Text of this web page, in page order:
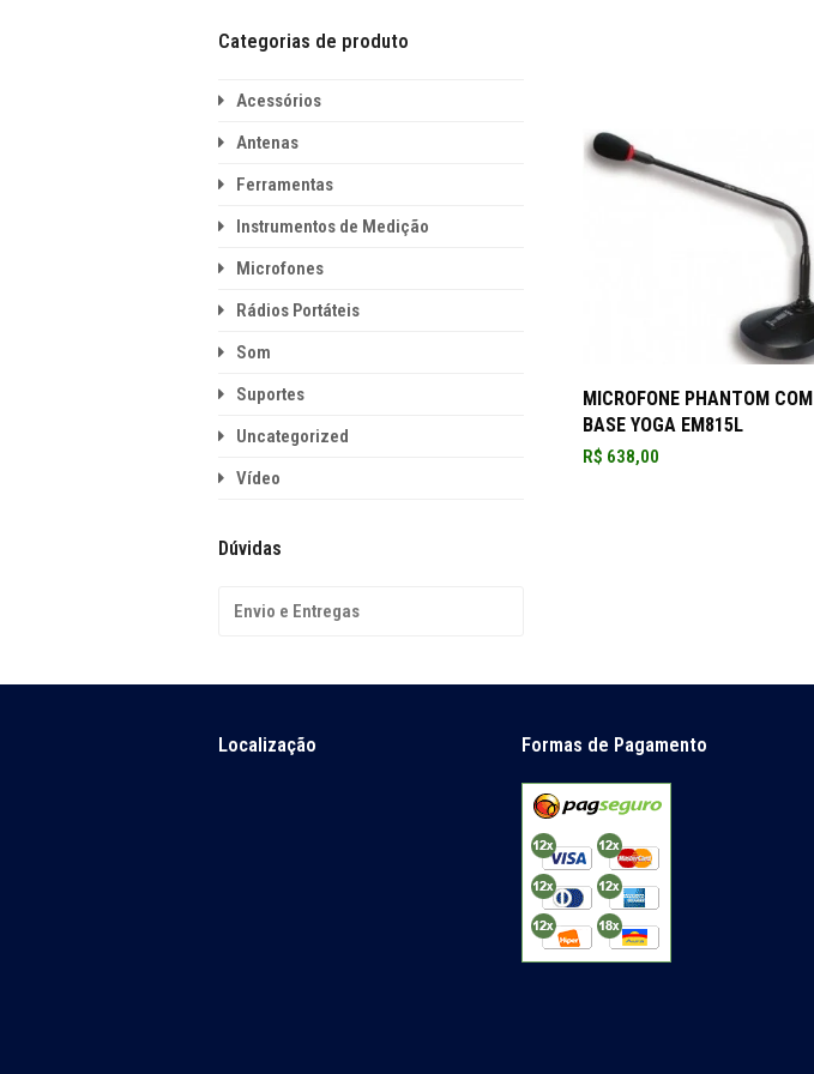
ADICIONAR AO CARRINHO
MICROFONE PHANTOM COM
BASE YOGA EM815L
R$ 638,00
Categorias de produto
Acessórios
Antenas
Ferramentas
Instrumentos de Medição
Microfones
Rádios Portáteis
Som
Suportes
Uncategorized
Vídeo
Dúvidas
Envio e Entregas
Localização Formas de Pagamento